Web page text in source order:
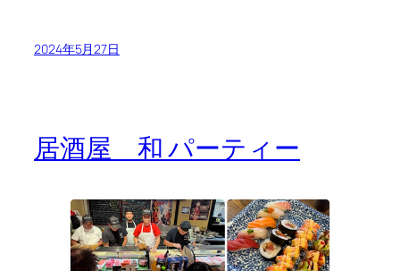
2024年5月27日
居酒屋 和 パーティー